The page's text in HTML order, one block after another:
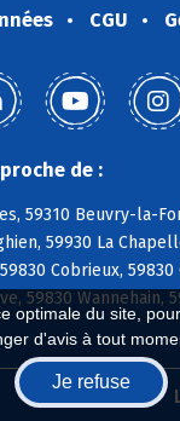
du site,
d'avis à tout
Je refuse
CGU
de :
59310 Beuvry-la-
59930 La
Cobrieux,
59830 Wannehain,